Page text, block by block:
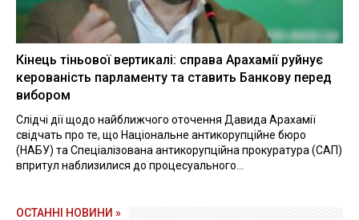
Кінець тіньової вертикалі: справа Арахамії руйнує
керованість парламенту та ставить Банкову перед
вибором
Слідчі дії щодо найближчого оточення Давида Арахамії
свідчать про те, що Національне антикорупційне бюро
(НАБУ) та Спеціалізована антикорупційна прокуратура (САП)
впритул наблизилися до процесуального...
ОСТАННІ НОВИНИ »